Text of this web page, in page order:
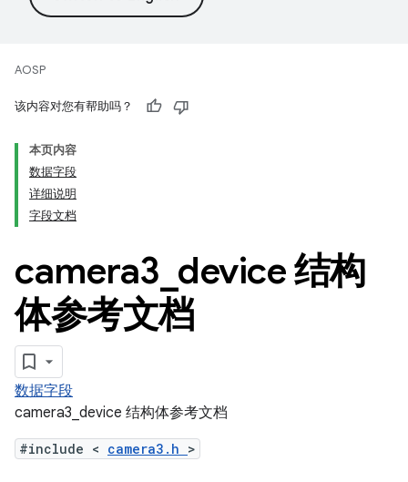
AOSP
该内容对您有帮助吗？
本页内容
数据字段
详细说明
字段文档
camera3 device 结构
体参考文档
数据字段
camera3_device 结构体参考文档
#include < camera3.h >